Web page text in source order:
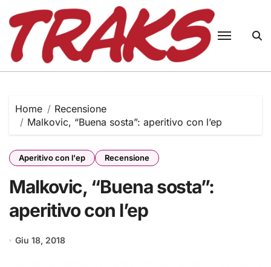
content
Home
Recensione
Malkovic, “Buena sosta”: aperitivo con l’ep
Aperitivo con l'ep Recensione
Malkovic, “Buena sosta”:
aperitivo con l’ep
Giu 18, 2018